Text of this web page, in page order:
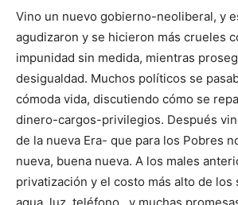
Vino un nuevo gobierno-neoliberal, y
agudizaron y se hicieron más crueles
impunidad sin medida, mientras
desigualdad. Muchos políticos se
cómoda vida, discutiendo cómo se
dinero-cargos-privilegios. Después
de la nueva Era- que para los Pobres
nueva, buena nueva. A los males
privatización y el costo más alto de